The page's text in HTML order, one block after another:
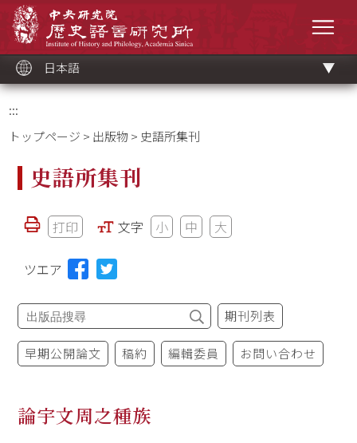
ッ
ク
日本語
:::
トップページ > 出版物 > 史語所集刊
史語所集刊
打印 文字 小 中 大
ツエア
期刊列表
早期公開論文 稿約 編輯委員 お問い合わせ
論宇文周之種族